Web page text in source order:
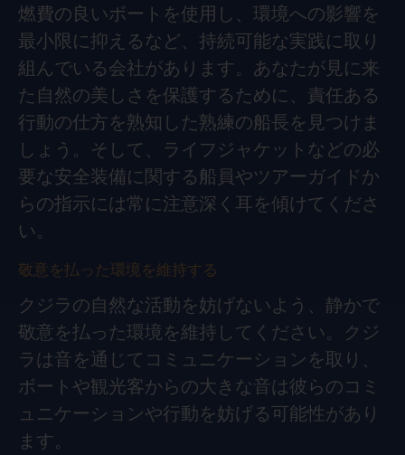
燃費の良いボートを使用し、環境への影響を
最小限に抑えるなど、持続可能な実践に取り
組んでいる会社があります。あなたが見に来
た自然の美しさを保護するために、責任ある
行動の仕方を熟知した熟練の船長を見つけま
しょう。そして、ライフジャケットなどの必
要な安全装備に関する船員やツアーガイドか
らの指示には常に注意深く耳を傾けてくださ
い。
敬意を払った環境を維持する
クジラの自然な活動を妨げないよう、静かで
敬意を払った環境を維持してください。クジ
ラは音を通じてコミュニケーションを取り、
ボートや観光客からの大きな音は彼らのコミ
ュニケーションや行動を妨げる可能性があり
ます。